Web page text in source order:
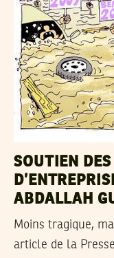
SOUTIEN
ABDALLAH
Moins tragique,
article de la